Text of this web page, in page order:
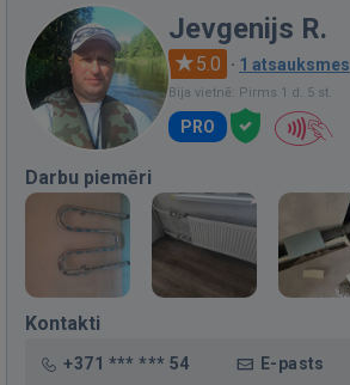
Jevgenijs R.
5.0 · 1 atsauksmes
Bija vietnē: Pirms 1 d. 5 st.
PRO
Darbu piemēri
Kontakti
+371 *** *** 54 E-pasts